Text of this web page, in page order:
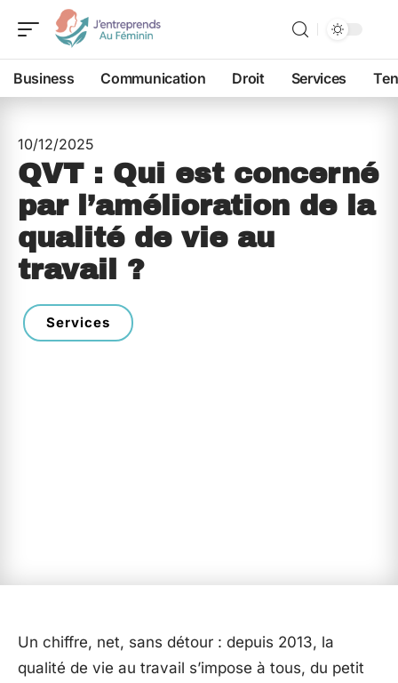
Business Communication Droit Services
10/12/2025
QVT : Qui est concerné
par l’amélioration de la
qualité de vie au
travail ?
Services
Un chiffre, net, sans détour : depuis 2013, la
qualité de vie au travail s’impose à tous, du petit